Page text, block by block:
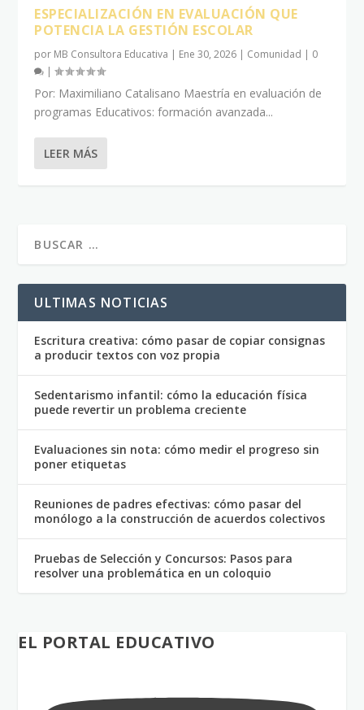
ESPECIALIZACIÓN EN EVALUACIÓN QUE
POTENCIA LA GESTIÓN ESCOLAR
por MB Consultora Educativa | Ene 30, 2026 | Comunidad | 0
|
Por: Maximiliano Catalisano Maestría en evaluación de
programas Educativos: formación avanzada...
LEER MÁS
ULTIMAS NOTICIAS
Escritura creativa: cómo pasar de copiar consignas
a producir textos con voz propia
Sedentarismo infantil: cómo la educación física
puede revertir un problema creciente
Evaluaciones sin nota: cómo medir el progreso sin
poner etiquetas
Reuniones de padres efectivas: cómo pasar del
monólogo a la construcción de acuerdos colectivos
Pruebas de Selección y Concursos: Pasos para
resolver una problemática en un coloquio
EL PORTAL EDUCATIVO